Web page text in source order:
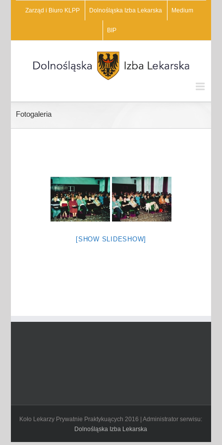
Zarząd i Biuro KLPP Dolnośląska Izba Lekarska Medium
BIP
Fotogaleria
[SHOW SLIDESHOW]
Koło Lekarzy Prywatnie Praktykuących 2016 | Administrator serwisu:
Dolnośląska Izba Lekarska